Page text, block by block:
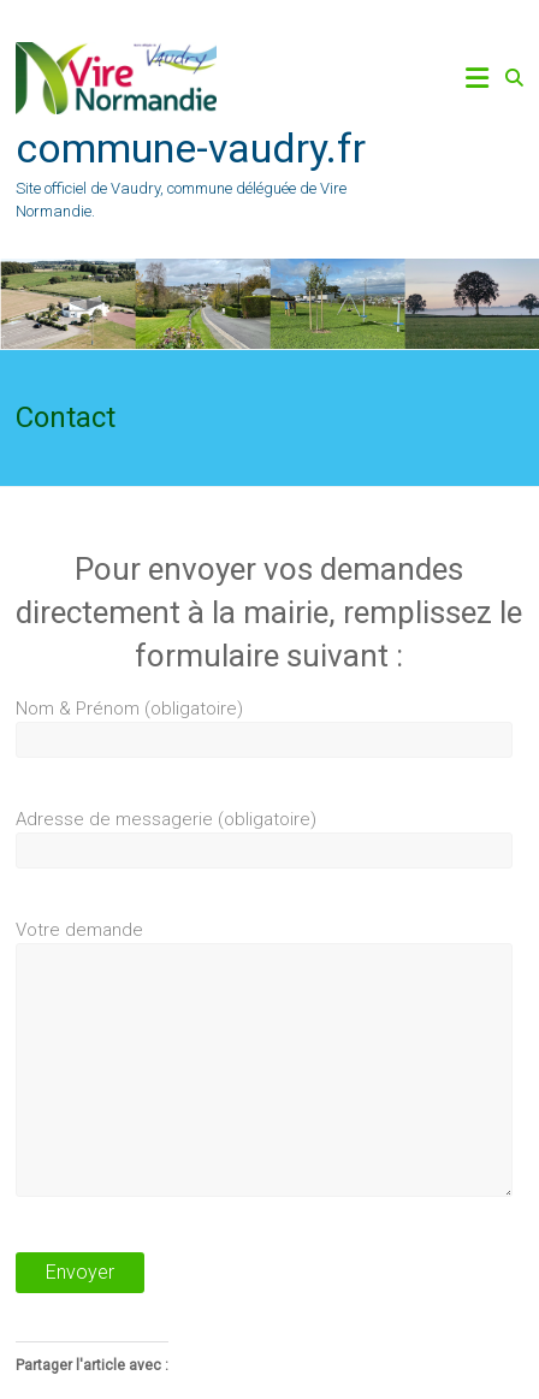
content
commune-vaudry.fr
Site officiel de Vaudry, commune déléguée de Vire
Normandie.
Contact
Pour envoyer vos demandes
directement à la mairie, remplissez le
formulaire suivant :
Nom & Prénom (obligatoire)
Adresse de messagerie (obligatoire)
Votre demande
Partager l'article avec :